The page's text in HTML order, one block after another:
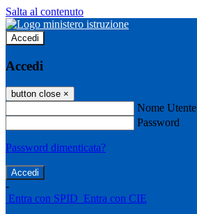
Salta al contenuto
Accedi
Accedi
button close ×
Nome Utente
Password
Password dimenticata?
-
Entra con SPID Entra con CIE